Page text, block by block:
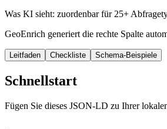
Was KI sieht: zuordenbar für 25+
GeoEnrich generiert die rechte Spalte
Leitfaden Checkliste Schema-Beispiele
Schnellstart
Fügen Sie dieses JSON-LD zu Ihrer